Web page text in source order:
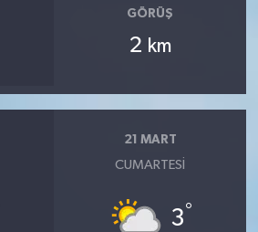
GÖRÜŞ
2 km
21 MART
CUMARTESI
3°